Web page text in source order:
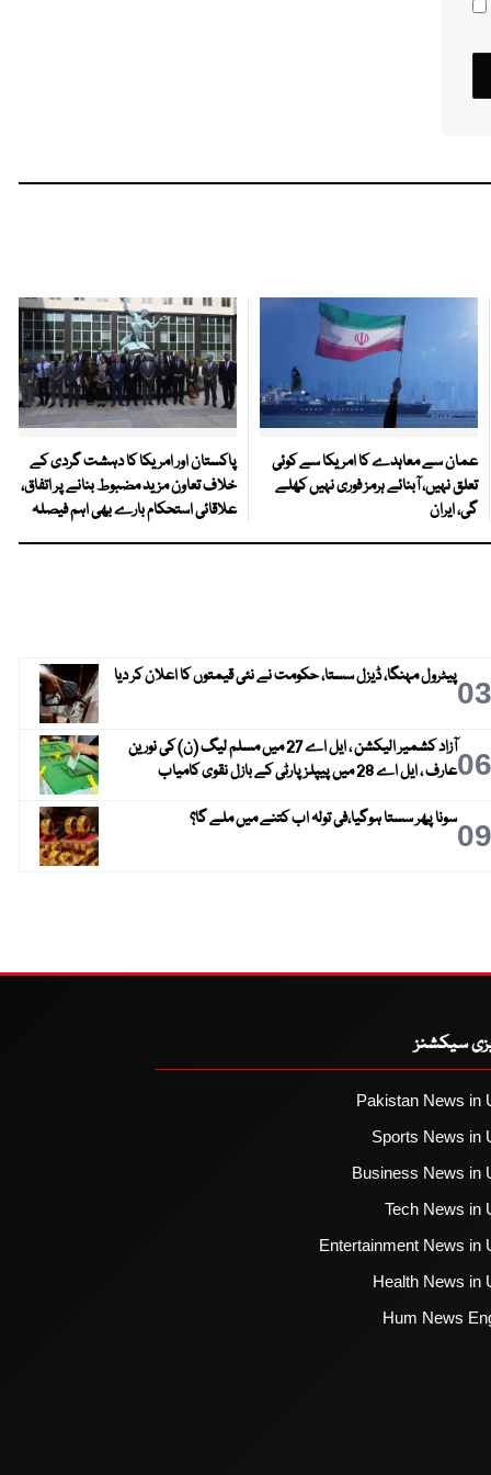
عمان سے معاہدے کا امریکا سے کوئی
تعلق نہیں، آبنائے ہرمز فوری نہیں کھلے
گی، ایران
پاکستان اور امریکا کا دہشت گردی کے
خلاف تعاون مزید مضبوط بنانے پر اتفاق،
علاقائی استحکام بارے بھی اہم فیصلہ
03پیٹرول مہنگا، ڈیزل سستا، حکومت نے نئی قیمتوں کا اعلان کر دیا
06
آزاد کشمیر الیکشن ، ایل اے 27 میں مسلم لیگ (ن) کی نورین
عارف ، ایل اے 28 میں پیپلز پارٹی کے بازل نقوی کامیاب
09سونا پھر سستا ہوگیا،فی تولہ اب کتنے میں ملے گا؟
سیکشنز
Pakistan News in
Sports News in
Business News in
Tech News in
Entertainment News in
Health News in
Hum News